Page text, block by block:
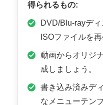
得られるもの:
DVD/Blu-rayデ
ISOファイルを
動画からオリジ
成しましょう。
書き込み済みデ
なメニューテン